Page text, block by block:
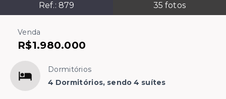
Ref.: 879 35 fotos
Venda
R$1.980.000
Dormitórios
4 Dormitórios, sendo 4 suítes